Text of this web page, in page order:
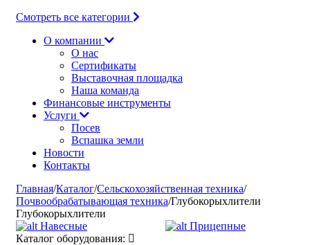
Смотреть все категории
О компании
О нас
Сертификаты
Выставочная площадка
Наша команда
Финансовые инструменты
Услуги
Посев
Вспашка земли
Новости
Контакты
Главная/Каталог/Сельскохозяйственная техника/
Почвообрабатывающая техника/Глубокорыхлители
Глубокорыхлители
Навесные
Прицепные
Каталог оборудования: